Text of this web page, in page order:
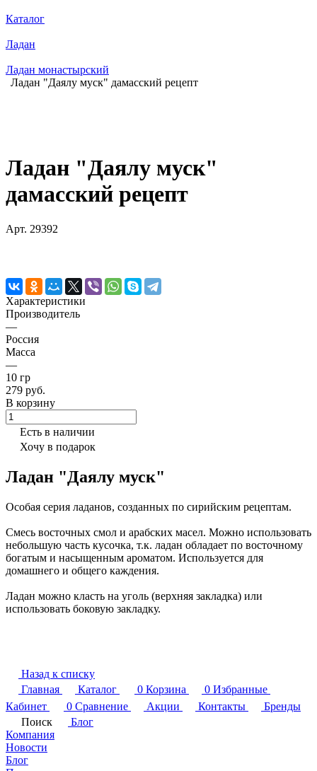
Каталог
Ладан
Ладан монастырский
Ладан "Даялу муск" дамасский рецепт
Ладан "Даялу муск"
дамасский рецепт
Арт. 29392
Характеристики
Производитель
—
Россия
Масса
—
10 гр
279 руб.
В корзину
Есть в наличии
Хочу в подарок
Ладан "Даялу муск"
Особая серия ладанов, созданных по сирийским рецептам.
Смесь восточных смол и арабских масел. Можно использовать
небольшую часть кусочка, т.к. ладан обладает по восточному
богатым и насыщенным ароматом. Используется для
домашнего и общего каждения.
Ладан можно класть на уголь (верхняя закладка) или
использовать боковую закладку.
Назад к списку
Главная
Каталог 0 Корзина 0 Избранные
Кабинет
0 Сравнение Акции Контакты
Бренды
Поиск
Блог
Компания
Новости
Блог